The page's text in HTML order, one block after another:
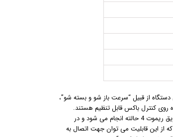
از قبیل “سرعت باز شو و بسته شو”،
کنترل باکس قابل تنظیم هستند.
این دستگاه دارای چهار مد عملکرد “اتوماتیک” ، “نیمه باز” ، “دائم باز” و “قفل” است که تغییر مدها به راحتی و از طریق ریموت 4 حالته انجام می شود و در
از این قابلیت می توان جهت اتصال به